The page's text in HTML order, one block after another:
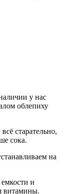
у нас
облепиху
старательно,
сока.
на
и
витамины.